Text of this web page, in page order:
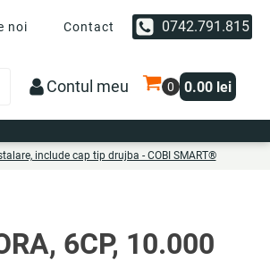
noi Contact 0742.791.815
Contul meu 0.00 lei
include cap tip drujba - COBI SMART®
6CP, 10.000